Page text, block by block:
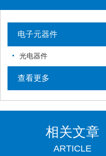
电子元器件
光电器件
查看更多
相关文章
ARTICLE